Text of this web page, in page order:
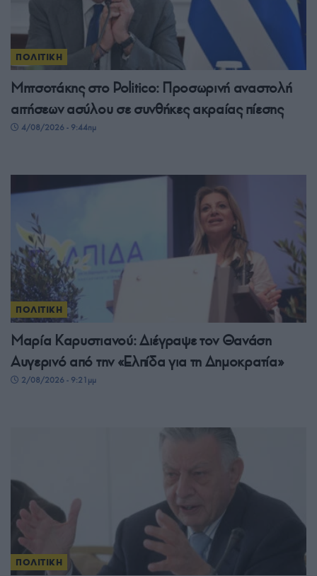
ΠΟΛΙΤΙΚΗ
Μητσοτάκης στο Politico: Προσωρινή αναστολή
αιτήσεων ασύλου σε συνθήκες ακραίας πίεσης
4/08/2026 - 9:44πμ
ΠΟΛΙΤΙΚΗ
Μαρία Καρυστιανού: Διέγραψε τον Θανάση
Αυγερινό από την «Ελπίδα για τη Δημοκρατία»
2/08/2026 - 9:21μμ
ΠΟΛΙΤΙΚΗ